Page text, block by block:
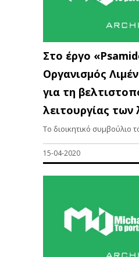
Στο έργο
Οργανισμός
για τη
λειτουργίας των
Το διοικητικό συμβούλιο
15-04-2020